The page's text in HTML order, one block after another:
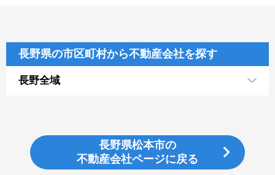
長野県の市区町村から不動産会社を探す
長野全域
長野県松本市の
不動産会社ページに戻る